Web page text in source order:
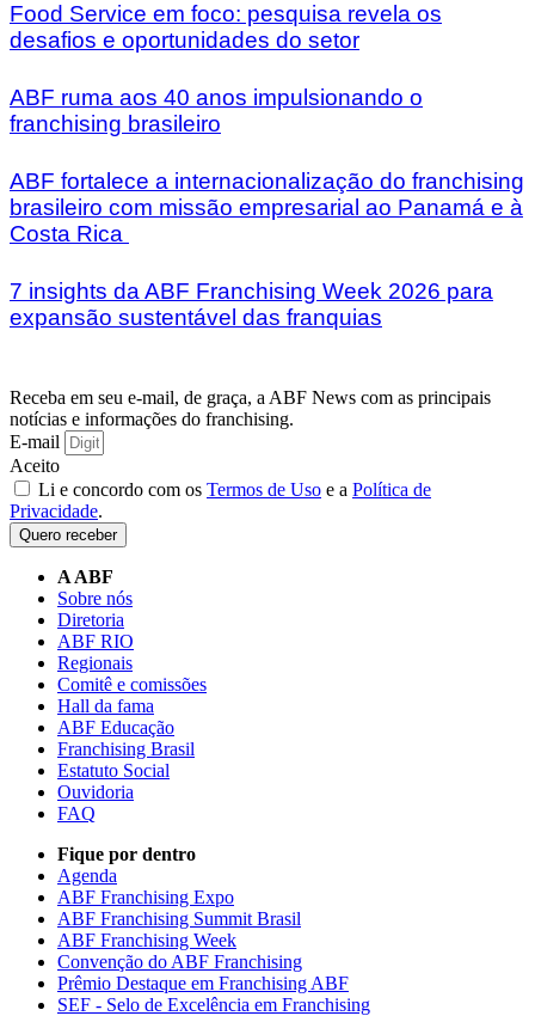
Food Service em foco: pesquisa revela os
desafios e oportunidades do setor
ABF ruma aos 40 anos impulsionando o
franchising brasileiro
ABF fortalece a internacionalização do franchising
brasileiro com missão empresarial ao Panamá e à
Costa Rica
7 insights da ABF Franchising Week 2026 para
expansão sustentável das franquias
Receba em seu e-mail, de graça, a ABF News com as principais
notícias e informações do franchising.
E-mail
Aceito
Li e concordo com os Termos de Uso e a Política de
Privacidade.
Quero receber
A ABF
Sobre nós
Diretoria
ABF RIO
Regionais
Comitê e comissões
Hall da fama
ABF Educação
Franchising Brasil
Estatuto Social
Ouvidoria
FAQ
Fique por dentro
Agenda
ABF Franchising Expo
ABF Franchising Summit Brasil
ABF Franchising Week
Convenção do ABF Franchising
Prêmio Destaque em Franchising ABF
SEF - Selo de Excelência em Franchising